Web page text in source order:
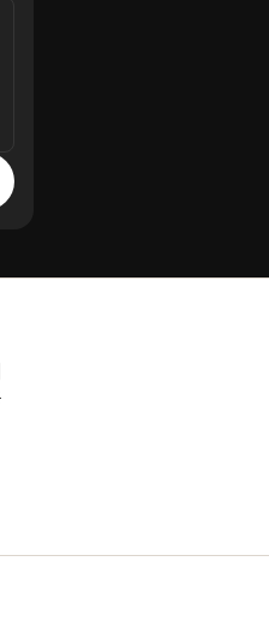
의 시간 여행 SF 시리즈의 가
대기 중입니다. 생텍쥐페리